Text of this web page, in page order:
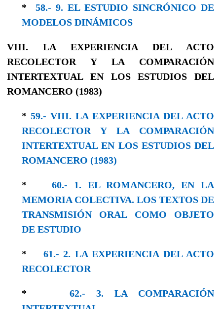
* 58.- 9. EL ESTUDIO SINCRÓNICO DE
MODELOS DINÁMICOS
VIII. LA EXPERIENCIA DEL ACTO
RECOLECTOR Y LA COΜΡΑRACΙÓΝ
INTERTEXTUAL EN LOS ESTUDIOS DEL
ROMANCERO (1983)
* 59.- VIII. LA EXPERIENCIA DEL ACTO
RECOLECTOR Y LA COΜΡΑRACΙÓΝ
INTERTEXTUAL EN LOS ESTUDIOS DEL
ROMANCERO (1983)
*60.- 1. EL ROMANCERO, EΝ LA
MEMORIA COLECTIVA. LOS TEXTOS DE
TRANSMISIÓN ORAL COΜO OBJEΤO
DE ESTUDIO
* 61.- 2. LA EXPERIENCIA DEL ACTO
RECOLECTOR
*62.- 3. LA COMPARACIÓN